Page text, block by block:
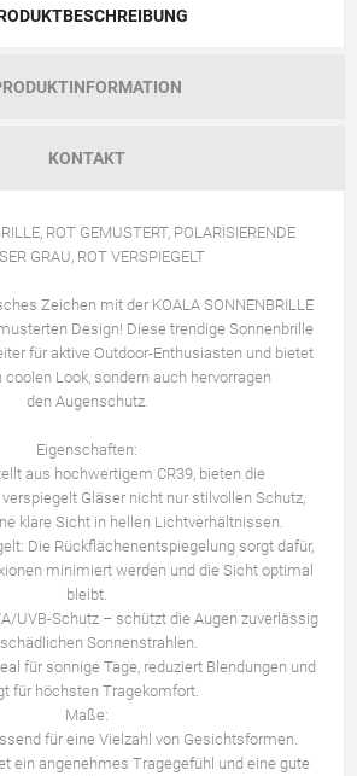
KONTAKT
ROT GEMUSTERT, POLARISIERENDE
GRAU, ROT VERSPIEGELT
Zeichen mit der KOALA SONNENBRILLE
Design! Diese trendige Sonnenbrille
für aktive Outdoor-Enthusiasten und bietet
coolen Look, sondern auch hervorragen
den Augenschutz.
Eigenschaften:
aus hochwertigem CR39, bieten die
Gläser nicht nur stilvollen Schutz,
klare Sicht in hellen Lichtverhältnissen.
Die Rückflächenentspiegelung sorgt dafür,
minimiert werden und die Sicht optimal
bleibt.
UVB-Schutz – schützt die Augen zuverlässig
Sonnenstrahlen.
für sonnige Tage, reduziert Blendungen und
für höchsten Tragekomfort.
Maße:
für eine Vielzahl von Gesichtsformen.
ein angenehmes Tragegefühl und eine gute